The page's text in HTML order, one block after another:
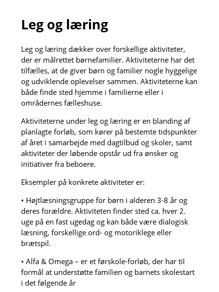
Leg og læring
Leg og læring dækker over forskellige aktiviteter,
der er målrettet børnefamilier. Aktiviteterne har det
tilfælles, at de giver børn og familier nogle hyggelige
og udviklende oplevelser sammen. Aktiviteterne kan
både finde sted hjemme i familierne eller i
områdernes fælleshuse.
Aktiviteterne under leg og læring er en blanding af
planlagte forløb, som kører på bestemte tidspunkter
af året i samarbejde med dagtilbud og skoler, samt
aktiviteter der løbende opstår ud fra ønsker og
initiativer fra beboere.
Eksempler på konkrete aktiviteter er:
• Højtlæsningsgruppe for børn i alderen 3-8 år og
deres forældre. Aktiviteten finder sted ca. hver 2.
uge på en fast ugedag og kan både være dialogisk
læsning, forskellige ord- og motoriklege eller
brætspil.
• Alfa & Omega – er et førskole-forløb, der har til
formål at understøtte familien og barnets skolestart
i det følgende år